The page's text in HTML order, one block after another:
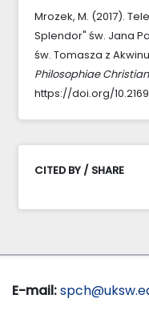
Mrozek, M. (2017).
Splendor" św. Jana
św. Tomasza z Akwinu
Philosophiae
https://doi.org/
CITED BY / SHARE
E-mail: